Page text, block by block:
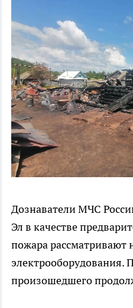
Дознаватели МЧС
Эл в качестве
пожара рассматривают
электрооборудования.
произошедшего